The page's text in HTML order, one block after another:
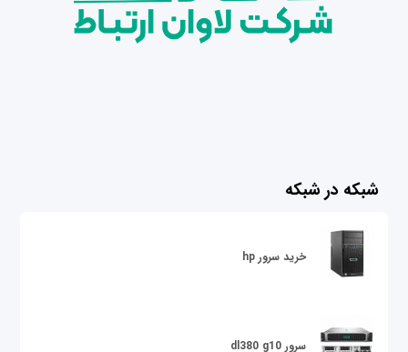
شبکه در شبکه
خرید سرور hp
سرور dl380 g10